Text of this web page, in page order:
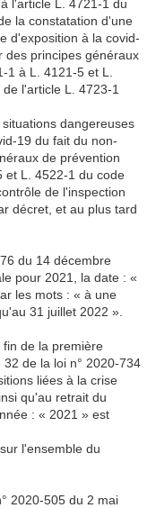
l'article L. 4721-1 du
la constatation d'une
d'exposition à la covid-
des principes généraux
à L. 4121-5 et L.
l'article L. 4723-1
dangereuses
19 du fait du non-
de prévention
et L. 4522-1 du code
de l'inspection
décret, et au plus tard
du 14 décembre
pour 2021, la date : «
les mots : « à une
31 juillet 2022 ».
fin de la première
de la loi n° 2020-734
liées à la crise
qu'au retrait du
: « 2021 » est
l'ensemble du
2020-505 du 2 mai